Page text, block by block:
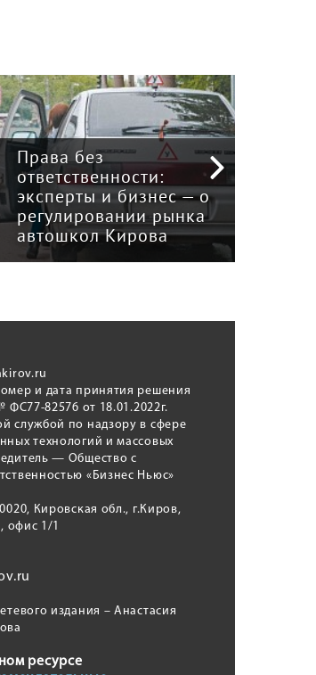
Права без
ответственности:
эксперты и бизнес — о
регулировании рынка
автошкол Кирова
и дата принятия решения
82576 от 18.01.2022г.
службой по надзору в сфере
технологий и массовых
— Общество с
«Бизнес Ньюс»
Кировская обл., г.Киров,
офис 1/1
издания – Анастасия
ресурсе